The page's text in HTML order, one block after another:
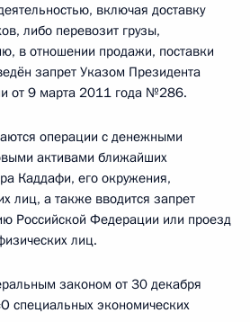
включая доставку
либо перевозит грузы,
в отношении продажи, поставки
запрет Указом Президента
от 9 марта 2011 года №286.
операции с денежными
активами ближайших
Каддафи, его окружения,
лиц, а также вводится запрет
Российской Федерации или проезд
лиц.
законом от 30 декабря
экономических